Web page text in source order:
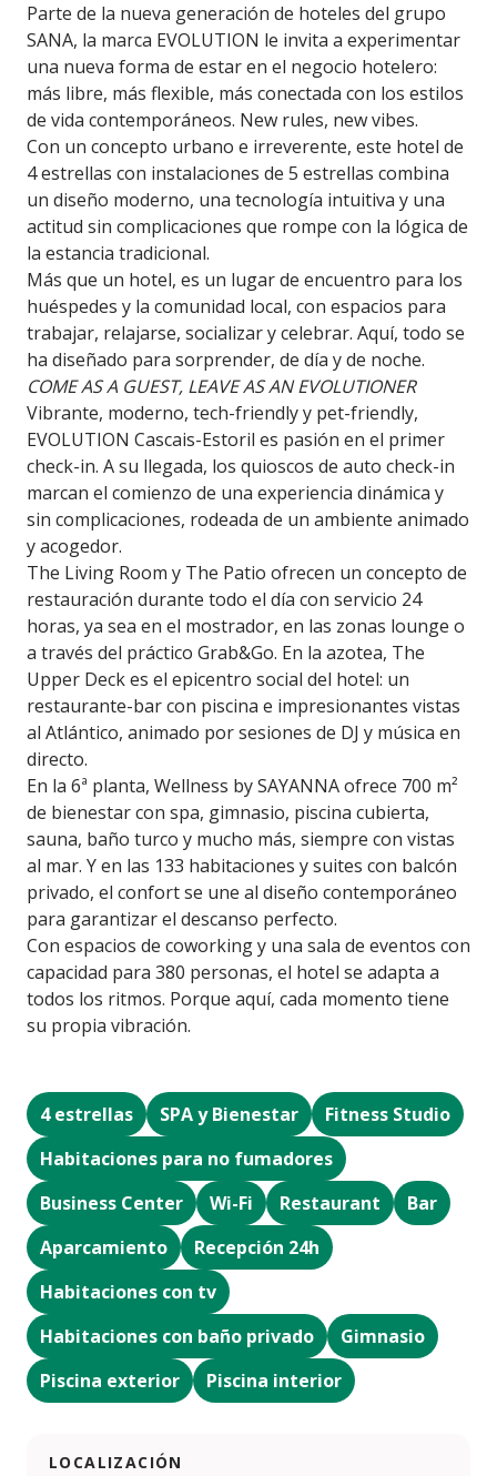
Parte de la nueva generación de hoteles del grupo
SANA, la marca EVOLUTION le invita a experimentar
una nueva forma de estar en el negocio hotelero:
más libre, más flexible, más conectada con los estilos
de vida contemporáneos. New rules, new vibes.
Con un concepto urbano e irreverente, este hotel de
4 estrellas con instalaciones de 5 estrellas combina
un diseño moderno, una tecnología intuitiva y una
actitud sin complicaciones que rompe con la lógica de
la estancia tradicional.
Más que un hotel, es un lugar de encuentro para los
huéspedes y la comunidad local, con espacios para
trabajar, relajarse, socializar y celebrar. Aquí, todo se
ha diseñado para sorprender, de día y de noche.
COME AS A GUEST, LEAVE AS AN EVOLUTIONER
Vibrante, moderno, tech-friendly y pet-friendly,
EVOLUTION Cascais-Estoril es pasión en el primer
check-in. A su llegada, los quioscos de auto check-in
marcan el comienzo de una experiencia dinámica y
sin complicaciones, rodeada de un ambiente animado
y acogedor.
The Living Room y The Patio ofrecen un concepto de
restauración durante todo el día con servicio 24
horas, ya sea en el mostrador, en las zonas lounge o
a través del práctico Grab&Go. En la azotea, The
Upper Deck es el epicentro social del hotel: un
restaurante-bar con piscina e impresionantes vistas
al Atlántico, animado por sesiones de DJ y música en
directo.
En la 6ª planta, Wellness by SAYANNA ofrece 700 m²
de bienestar con spa, gimnasio, piscina cubierta,
sauna, baño turco y mucho más, siempre con vistas
al mar. Y en las 133 habitaciones y suites con balcón
privado, el confort se une al diseño contemporáneo
para garantizar el descanso perfecto.
Con espacios de coworking y una sala de eventos con
capacidad para 380 personas, el hotel se adapta a
todos los ritmos. Porque aquí, cada momento tiene
su propia vibración.
4 estrellas SPA y Bienestar
Fitness Studio
Habitaciones para no fumadores
Business Center
Wi-Fi Restaurant
Bar
Aparcamiento
Recepción 24h
Habitaciones con tv
Habitaciones con baño privado
Gimnasio
Piscina exterior
Piscina interior
LOCALIZACIÓN